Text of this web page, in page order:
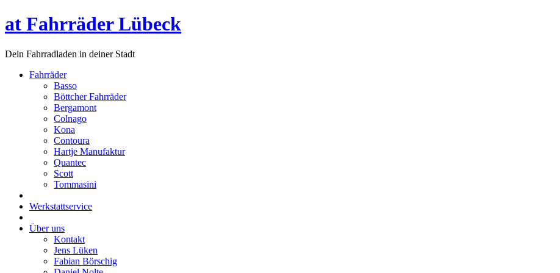
at Fahrräder Lübeck
Dein Fahrradladen in deiner Stadt
Fahrräder
Basso
Böttcher Fahrräder
Bergamont
Colnago
Kona
Contoura
Hartje Manufaktur
Quantec
Scott
Tommasini
Werkstattservice
Über uns
Kontakt
Jens Lüken
Fabian Börschig